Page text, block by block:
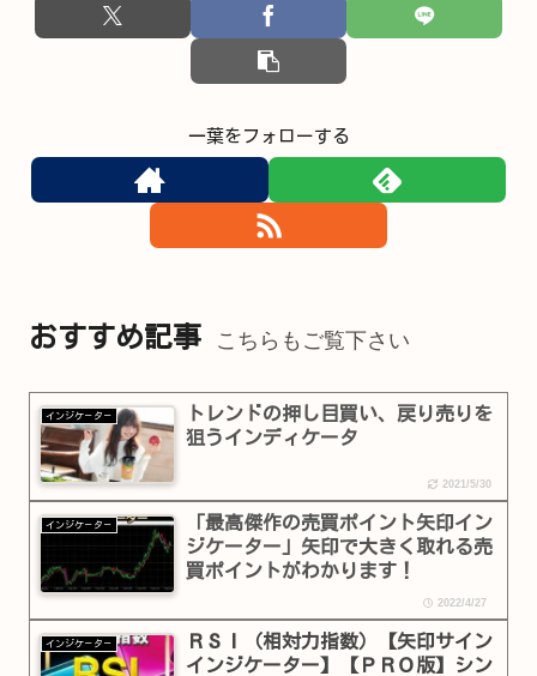
一葉をフォローする
おすすめ記事 こちらもご覧下さい
インジケ－タ－
トレンドの押し目買い、戻り売りを
狙うインディケータ
2021/5/30
インジケ－タ－
「最高傑作の売買ポイント矢印イン
ジケーター」矢印で大きく取れる売
買ポイントがわかります！
2022/4/27
インジケ－タ－
ＲＳＩ（相対力指数）【矢印サイン
インジケーター】【ＰＲＯ版】シン